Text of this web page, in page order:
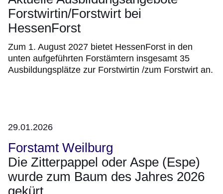
Forstwirtin/Forstwirt bei
HessenForst
Zum 1. August 2027 bietet HessenForst in den
unten aufgeführten Forstämtern insgesamt 35
Ausbildungsplätze zur Forstwirtin /zum Forstwirt an.
29.01.2026
Forstamt Weilburg
Die Zitterpappel oder Aspe (Espe)
wurde zum Baum des Jahres 2026